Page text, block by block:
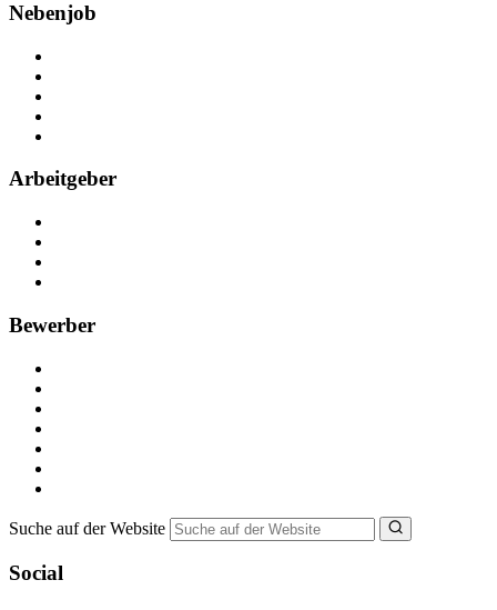
Nebenjob
Arbeitgeber
Bewerber
Suche auf der Website
Social